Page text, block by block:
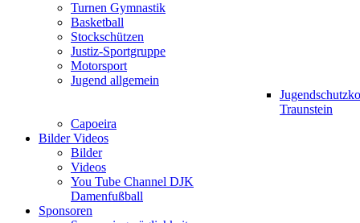
Turnen Gymnastik
Basketball
Stockschützen
Justiz-Sportgruppe
Motorsport
Jugend allgemein
Traunstein
Capoeira
Bilder Videos
Bilder
Videos
You Tube Channel DJK
Damenfußball
Sponsoren